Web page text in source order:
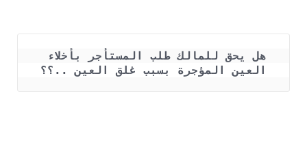
العين المؤجرة بسبب غلق العين ..؟؟